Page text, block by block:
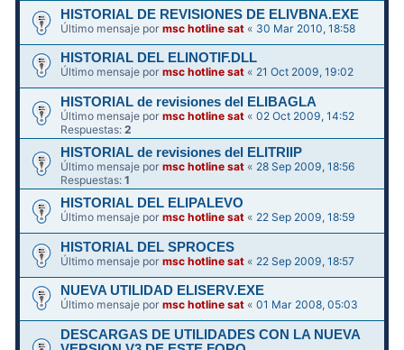
HISTORIAL DE REVISIONES DE ELIVBNA.EXE
Último mensaje pormsc hotline sat « 30 Mar 2010, 18:58
HISTORIAL DEL ELINOTIF.DLL
Último mensaje pormsc hotline sat « 21 Oct 2009, 19:02
HISTORIAL de revisiones del ELIBAGLA
Último mensaje pormsc hotline sat «02 Oct 2009, 14:52
Respuestas:2
HISTORIAL de revisiones del ELITRIIP
Último mensaje pormsc hotline sat « 28 Sep 2009, 18:56
Respuestas:1
HISTORIAL DEL ELIPALEVO
Último mensaje pormsc hotline sat « 22 Sep 2009, 18:59
HISTORIAL DEL SPROCES
Último mensaje pormsc hotline sat « 22 Sep 2009, 18:57
NUEVA UTILIDAD ELISERV.EXE
Último mensaje pormsc hotline sat «01 Mar 2008, 05:03
DESCARGAS DE UTILIDADES CON LA NUEVA